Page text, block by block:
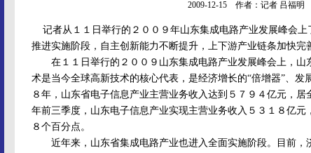
2009-12-15 作者：记者 吕福明
记者从１１日举行的２００９年山东集成电路产业发展峰会
推进实施阶段，自主创新能力不断提升，上下游产业链条加快完
在１１日举行的２００９山东集成电路产业发展峰会上，山
术是当今全球高新技术的核心代表，是经济增长的“倍增器”、发
８年，山东省电子信息产业主营业务收入达到５７９４亿元，
年前三季度，山东电子信息产业实现主营业务收入５３１８亿
８个百分点。
近年来，山东省集成电路产业也进入全面实施阶段。目前，